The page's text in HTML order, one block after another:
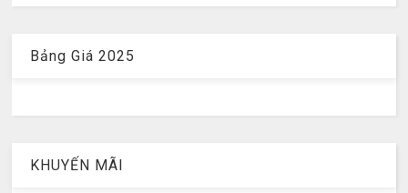
Bảng Giá 2025
KHUYẾN MÃI